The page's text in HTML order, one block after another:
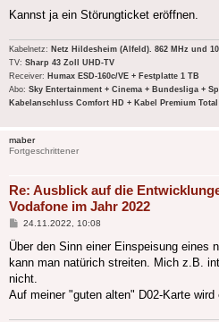
Kannst ja ein Störungticket eröffnen.
Kabelnetz: Netz Hildesheim (Alfeld). 862 MHz und
TV: Sharp 43 Zoll UHD-TV
Receiver: Humax ESD-160c/VE + Festplatte 1 TB
Abo: Sky Entertainment + Cinema + Bundesliga +
Kabelanschluss Comfort HD + Kabel Premium Total
maber
Fortgeschrittener
Re: Ausblick auf die
Vodafone im Jahr 2022
Beitrag
24.11.2022, 10:08
Über den Sinn einer Einspeisung eines
kann man natürich streiten. Mich z.B.
nicht.
Auf meiner "guten alten" D02-Karte